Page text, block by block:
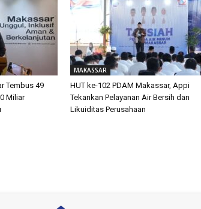
Tembus 49
Miliar
MAKASSAR
HUT ke-102 PDAM Makassar, Appi
Tekankan Pelayanan Air Bersih dan
Likuiditas Perusahaan